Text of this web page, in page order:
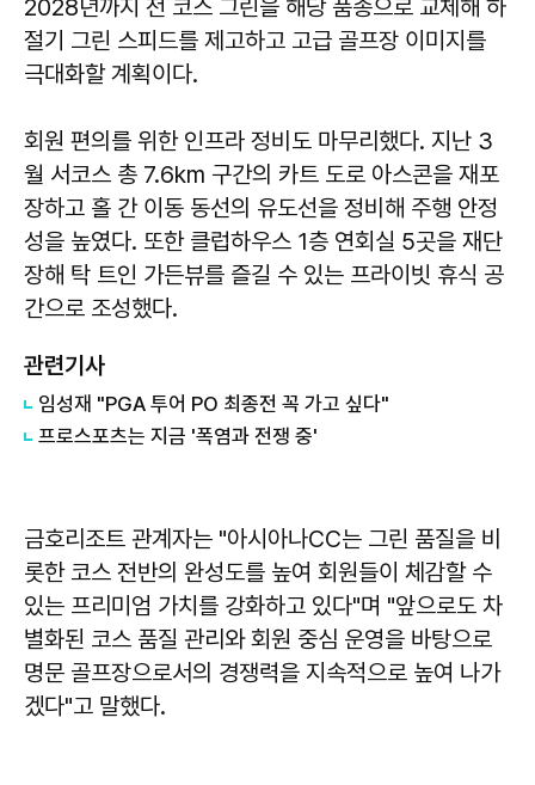
2028년까지 전 코스 그린을 해당 품종으로 교체해 하
절기 그린 스피드를 제고하고 고급 골프장 이미지를
극대화할 계획이다.
회원 편의를 위한 인프라 정비도 마무리했다. 지난 3
월 서코스 총 7.6km 구간의 카트 도로 아스콘을 재포
장하고 홀 간 이동 동선의 유도선을 정비해 주행 안정
성을 높였다. 또한 클럽하우스 1층 연회실 5곳을 재단
장해 탁 트인 가든뷰를 즐길 수 있는 프라이빗 휴식 공
간으로 조성했다.
관련기사
임성재 "PGA 투어 PO 최종전 꼭 가고 싶다"
프로스포츠는 지금 '폭염과 전쟁 중'
금호리조트 관계자는 "아시아나CC는 그린 품질을 비
롯한 코스 전반의 완성도를 높여 회원들이 체감할 수
있는 프리미엄 가치를 강화하고 있다"며 "앞으로도 차
별화된 코스 품질 관리와 회원 중심 운영을 바탕으로
명문 골프장으로서의 경쟁력을 지속적으로 높여 나가
겠다"고 말했다.